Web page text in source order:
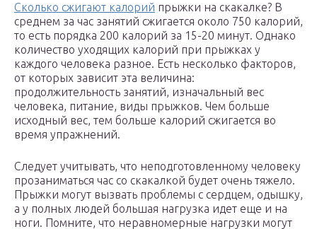
Сколько сжигают калорий прыжки на скакалке? В
среднем за час занятий сжигается около 750 калорий,
то есть порядка 200 калорий за 15-20 минут. Однако
количество уходящих калорий при прыжках у
каждого человека разное. Есть несколько факторов,
от которых зависит эта величина:
продолжительность занятий, изначальный вес
человека, питание, виды прыжков. Чем больше
исходный вес, тем больше калорий сжигается во
время упражнений.
Следует учитывать, что неподготовленному человеку
прозаниматься час со скакалкой будет очень тяжело.
Прыжки могут вызвать проблемы с сердцем, одышку,
а у полных людей большая нагрузка идет еще и на
ноги. Помните, что неравномерные нагрузки могут